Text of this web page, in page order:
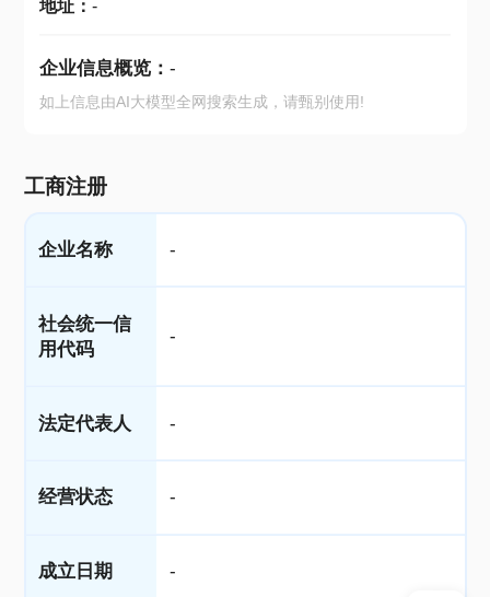
地址： -
企业信息概览： -
如上信息由AI大模型全网搜索生成，请甄别使用!
工商注册
企业名称 -
社会统一信
用代码
-
法定代表人 -
经营状态 -
成立日期 -